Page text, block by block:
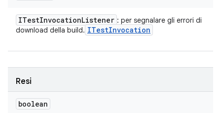
ITestInvocationListener : per segnalare gli errori di
download della build. ITestInvocation
Resi
boolean